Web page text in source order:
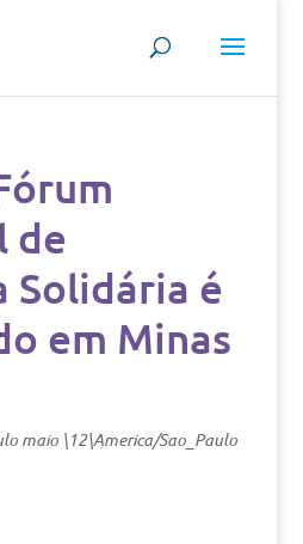
de
Solidária é
em Minas
maio \12\America/Sao_Paulo